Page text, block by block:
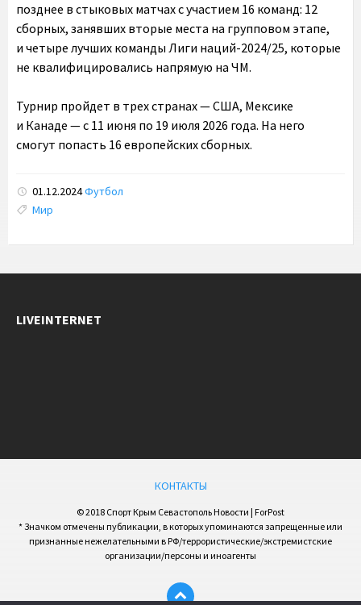
позднее в стыковых матчах с участием 16 команд: 12
сборных, занявших вторые места на групповом этапе,
и четыре лучших команды Лиги наций-2024/25, которые
не квалифицировались напрямую на ЧМ.
Турнир пройдет в трех странах — США, Мексике
и Канаде — с 11 июня по 19 июля 2026 года. На него
смогут попасть 16 европейских сборных.
01.12.2024Футбол
Tags:
Мир
LIVEINTERNET
КОНТАКТЫ
© 2018 Спорт Крым Севастополь Новости | ForPost
* Значком отмечены публикации, в которых упоминаются запрещенные или
признанные нежелательными в РФ/террористические/экстремистские
организации/персоны и иноагенты